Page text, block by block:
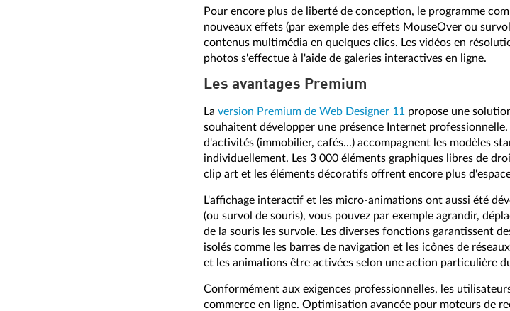
Pour encore plus de liberté de conception, le programme
nouveaux effets (par exemple des effets MouseOver ou
contenus multimédia en quelques clics. Les vidéos en
photos s'effectue à l'aide de galeries interactives en ligne.
Les avantages Premium
La version Premium de Web Designer 11 propose une
souhaitent développer une présence Internet
d'activités (immobilier, cafés...) accompagnent les modèles
individuellement. Les 3 000 éléments graphiques libres de
clip art et les éléments décoratifs offrent encore plus
L'affichage interactif et les micro-animations ont aussi été
(ou survol de souris), vous pouvez par exemple agrandir,
de la souris les survole. Les diverses fonctions garantissent
isolés comme les barres de navigation et les icônes de
et les animations être activées selon une action particulière
Conformément aux exigences professionnelles, les
commerce en ligne. Optimisation avancée pour moteurs de